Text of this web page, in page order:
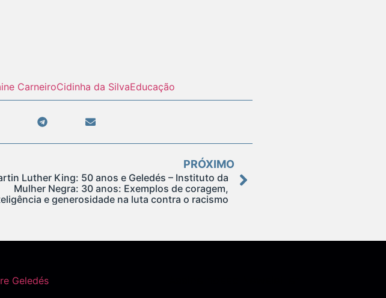
CarneiroCidinha da SilvaEducação
PRÓXIMO
Luther King: 50 anos e Geledés – Instituto da
Mulher Negra: 30 anos: Exemplos de coragem,
e generosidade na luta contra o racismo
Geledés